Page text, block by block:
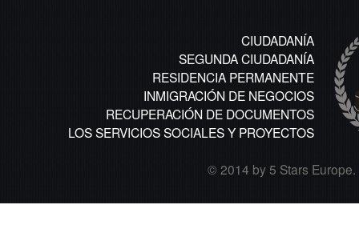
CIUDADANÍA
SEGUNDA CIUDADANÍA
RESIDENCIA PERMANENTE
INMIGRACIÓN DE NEGOCIOS
RECUPERACIÓN DE DOCUMENTOS
LOS SERVICIOS SOCIALES Y PROYECTOS
© 2014 by 5 Stars